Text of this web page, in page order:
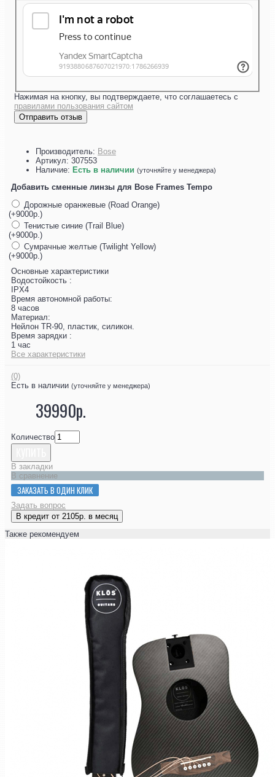
Нажимая на кнопку, вы подтверждаете, что соглашаетесь с
правилами пользования сайтом
Отправить отзыв
Производитель: Bose
Артикул: 307553
Наличие: Есть в наличии (уточняйте у менеджера)
Добавить сменные линзы для Bose Frames Tempo
Дорожные оранжевые (Road Orange)
(+9000р.)
Тенистые синие (Trail Blue)
(+9000р.)
Сумрачные желтые (Twilight Yellow)
(+9000р.)
Основные характеристики
Водостойкость :
IPX4
Время автономной работы:
8 часов
Материал:
Нейлон TR-90, пластик, силикон.
Время зарядки :
1 час
Все характеристики
(0)
Есть в наличии (уточняйте у менеджера)
39990р.
Количество
В закладки
В сравнение
ЗАКАЗАТЬ В ОДИН КЛИК
Задать вопрос
В кредит от 2105р. в месяц
Также рекомендуем